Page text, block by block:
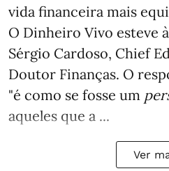
vida financeira mais
O Dinheiro Vivo esteve
Sérgio Cardoso, Chief
Doutor Finanças. O
"é como se fosse um
aqueles que a ...
Ver